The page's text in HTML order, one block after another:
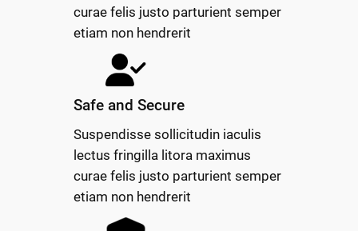
curae felis justo parturient semper
etiam non hendrerit
Safe and Secure
Suspendisse sollicitudin iaculis
lectus fringilla litora maximus
curae felis justo parturient semper
etiam non hendrerit